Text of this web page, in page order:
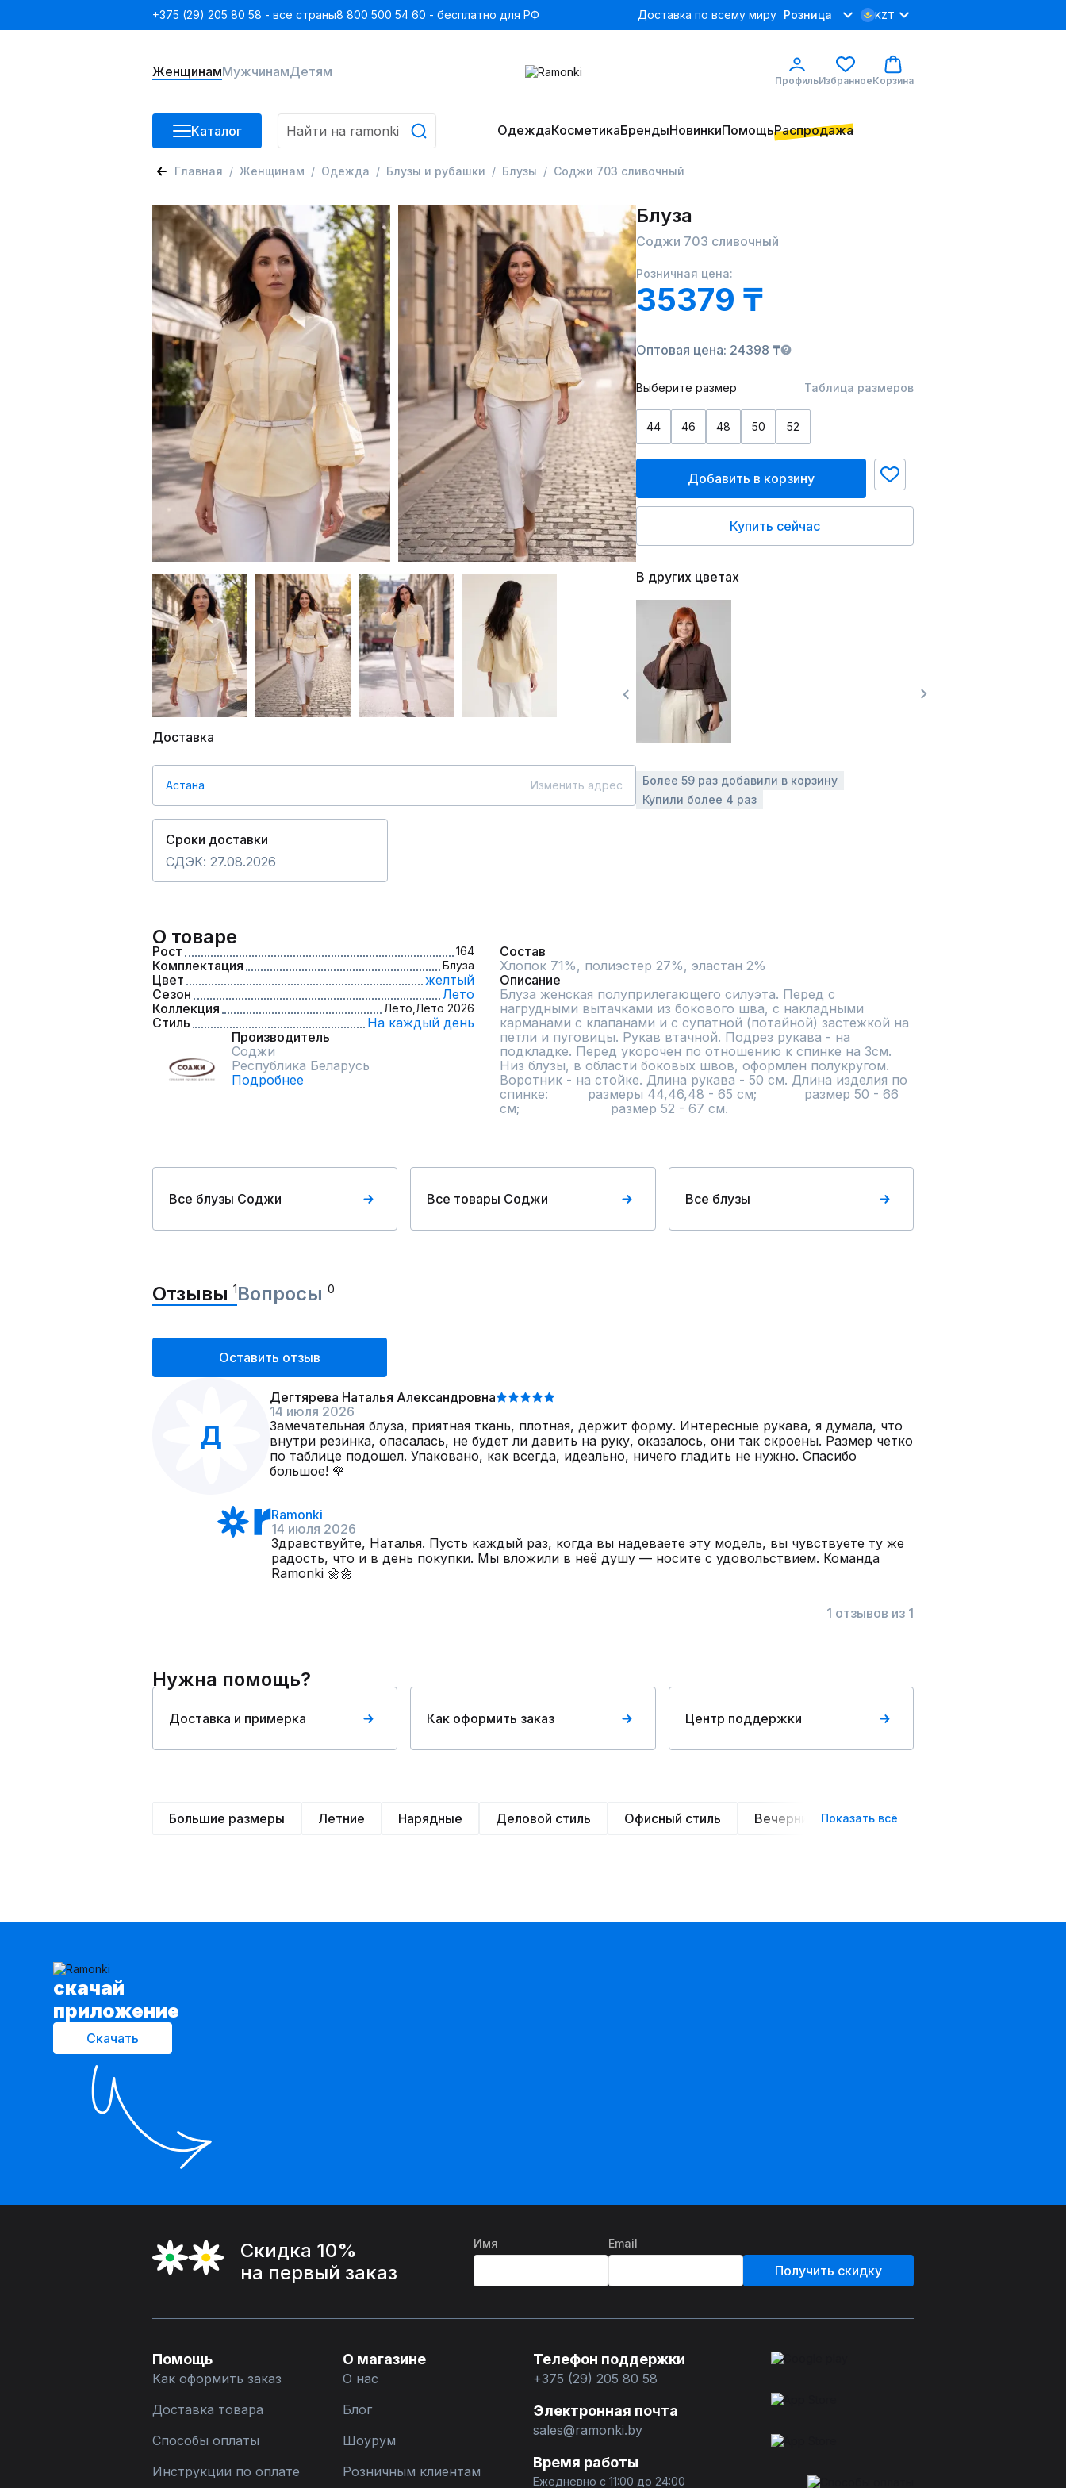
+375 (29) 205 80 58 - все страны8 800 500 54 60 - бесплатно для РФ Доставка по всему миру Розница KZT
ЖенщинамМужчинамДетям
ПрофильИзбранноеКорзина
Каталог ОдеждаКосметикаБрендыНовинкиПомощьРаспродажа
Главная Женщинам Одежда Блузы и рубашки Блузы Соджи 703 сливочный
Доставка
Астана Изменить адрес
Сроки доставки
СДЭК: 27.08.2026
Блуза
Соджи 703 сливочный
Розничная цена:
35379 ₸
Оптовая цена: 24398 ₸
Выберите размер Таблица размеров
44 46 48 50 52
Добавить в корзину
Купить сейчас
В других цветах
Более 59 раз добавили в корзину
Купили более 4 раз
О товаре
Рост 164
Комплектация Блуза
Цвет
желтый
Сезон
Лето
Коллекция
Лето, Лето 2026
Стиль
На каждый день
Производитель
Соджи
Республика Беларусь
Подробнее
Состав
Описание
Блуза женская полуприлегающего силуэта. Перед с
нагрудными вытачками из бокового шва, с накладными
карманами с клапанами и с супатной (потайной) застежкой на
петли и пуговицы. Рукав втачной. Подрез рукава - на
подкладке. Перед укорочен по отношению к спинке на 3см.
Низ блузы, в области боковых швов, оформлен полукругом.
Воротник - на стойке. Длина рукава - 50 см. Длина изделия по
спинке:          размеры 44,46,48 - 65 см;            размер 50 - 66
см;                       размер 52 - 67 см.
Все блузы Соджи Все товары Соджи Все блузы
Отзывы 1Вопросы 0
Оставить отзыв
Д
Дегтярева Наталья Александровна
14 июля 2026
Замечательная блуза, приятная ткань, плотная, держит форму. Интересные рукава, я думала, что
внутри резинка, опасалась, не будет ли давить на руку, оказалось, они так скроены. Размер четко
по таблице подошел. Упаковано, как всегда, идеально, ничего гладить не нужно. Спасибо
большое! 🌹
Ramonki
14 июля 2026
Здравствуйте, Наталья. Пусть каждый раз, когда вы надеваете эту модель, вы чувствуете ту же
радость, что и в день покупки. Мы вложили в неё душу — носите с удовольствием. Команда
Ramonki 🌼🌼
1 отзывов из 1
Нужна помощь?
Доставка и примерка Как оформить заказ Центр поддержки
Большие размеры Летние Нарядные Деловой стиль Офисный стиль Вечерние Классические
Показать всё
cкачай
приложение
Скачать
Скидка 10%
на первый заказ
Имя Email
Получить скидку
Помощь
Как оформить заказ
Доставка товара
Способы оплаты
Инструкции по оплате
О магазине
О нас
Блог
Шоурум
Розничным клиентам
Телефон поддержки
+375 (29) 205 80 58
Электронная почта
sales@ramonki.by
Время работы
Ежедневно с 11:00 до 24:00